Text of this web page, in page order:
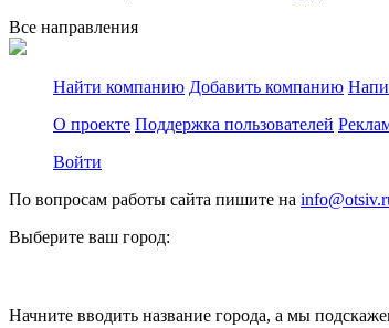
Все направления
Найти компанию Добавить компанию
О проекте Поддержка пользователей
Войти
По вопросам работы сайта пишите на
Выберите ваш город:
Начните вводить название города, а мы